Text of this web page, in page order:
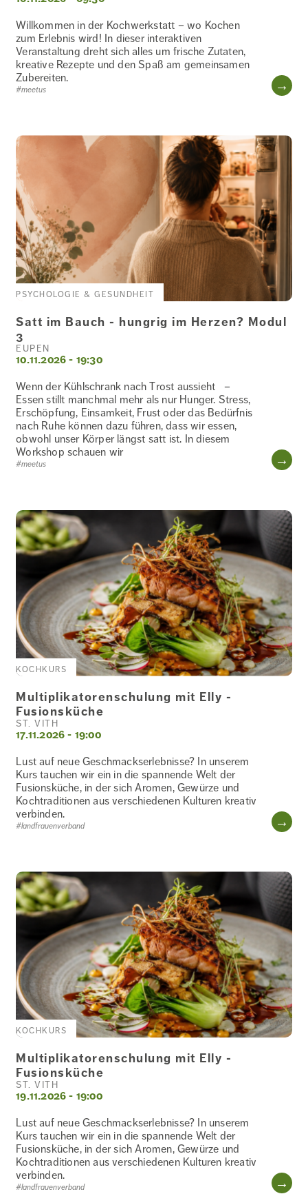
Willkommen in der Kochwerkstatt – wo Kochen
zum Erlebnis wird! In dieser interaktiven
Veranstaltung dreht sich alles um frische Zutaten,
kreative Rezepte und den Spaß am gemeinsamen
Zubereiten.
#meetus
PSYCHOLOGIE & GESUNDHEIT
EUPEN
10.11.2026 - 19:30
Satt im Bauch - hungrig im Herzen? Modul
3
Wenn der Kühlschrank nach Trost aussieht –
Essen stillt manchmal mehr als nur Hunger. Stress,
Erschöpfung, Einsamkeit, Frust oder das Bedürfnis
nach Ruhe können dazu führen, dass wir essen,
obwohl unser Körper längst satt ist. In diesem
Workshop schauen wir
#meetus
KOCHKURS
ST. VITH
17.11.2026 - 19:00
Multiplikatorenschulung mit Elly -
Fusionsküche
Lust auf neue Geschmackserlebnisse? In unserem
Kurs tauchen wir ein in die spannende Welt der
Fusionsküche, in der sich Aromen, Gewürze und
Kochtraditionen aus verschiedenen Kulturen kreativ
verbinden.
#landfrauenverband
KOCHKURS
ST. VITH
19.11.2026 - 19:00
Multiplikatorenschulung mit Elly -
Fusionsküche
Lust auf neue Geschmackserlebnisse? In unserem
Kurs tauchen wir ein in die spannende Welt der
Fusionsküche, in der sich Aromen, Gewürze und
Kochtraditionen aus verschiedenen Kulturen kreativ
verbinden.
#landfrauenverband